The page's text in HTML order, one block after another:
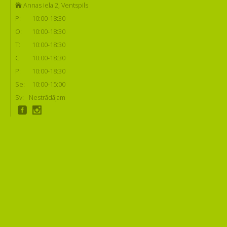
Annas iela 2, Ventspils
P:
10:00-18:30
O:
10:00-18:30
T:
10:00-18:30
C:
10:00-18:30
P:
10:00-18:30
Se:
10:00-15:00
Sv:
Nestrādājam